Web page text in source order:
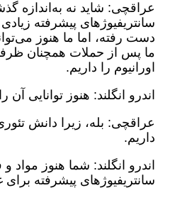
عراقچی: شاید نه به‌اندازه
سانتریفیوژهای پیشرفته
دست رفته، اما ما هنوز
ما پس از حملات همچنان
اورانیوم را داریم.
اندرو انگلند: هنوز توانایی آن
عراقچی: بله، زیرا دانش
داریم.
اندرو انگلند: شما هنوز مواد
سانتریفیوژهای پیشرفته